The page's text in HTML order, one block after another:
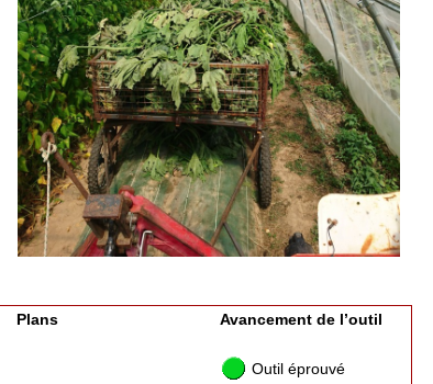
Plans Avancement de l’outil
Outil éprouvé